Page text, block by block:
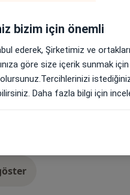
Üniversitesi Tıp
Fakültesi Anesteziyoloji
Tokdemir Doğan kendi
Ayak Ağrıları +3
hakkında
bizim için önemli
ederek, Şirketimiz ve
göre size içerik sunmak
Daha fazla bilgi için